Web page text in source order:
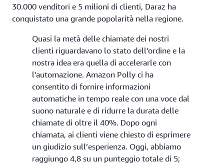
30.000 venditori e 5 milioni di clienti, Daraz ha
conquistato una grande popolarità nella regione.
Quasi la metà delle chiamate dei nostri
clienti riguardavano lo stato dell'ordine e la
nostra idea era quella di accelerarle con
l'automazione. Amazon Polly ci ha
consentito di fornire informazioni
automatiche in tempo reale con una voce dal
suono naturale e di ridurre la durata delle
chiamate di oltre il 40%. Dopo ogni
chiamata, ai clienti viene chiesto di esprimere
un giudizio sull’esperienza. Oggi, abbiamo
raggiungo 4,8 su un punteggio totale di 5;